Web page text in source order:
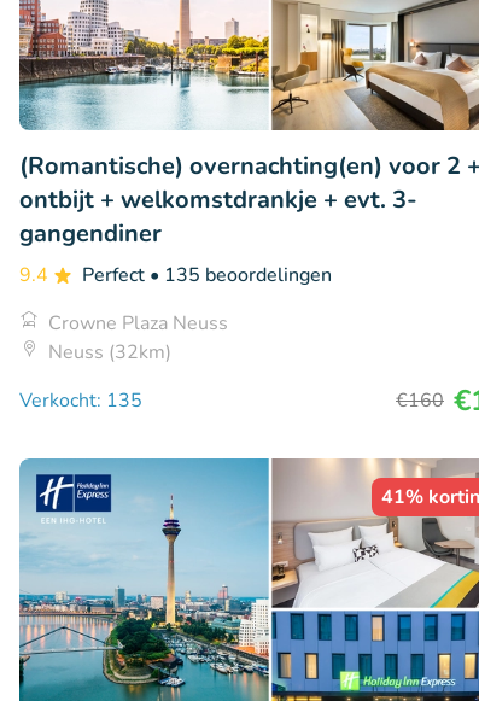
(Romantische) overnachting(en) voor 2 +
ontbijt + welkomstdrankje + evt. 3-
gangendiner
9.4 Perfect • 135 beoordelingen
Crowne Plaza Neuss
Neuss (32km)
Verkocht: 135
€160
41%